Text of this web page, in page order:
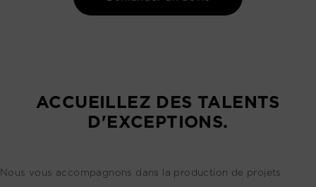
ACCUEILLEZ DES TALENTS
D'EXCEPTIONS.
Nous vous accompagnons dans la production de projets